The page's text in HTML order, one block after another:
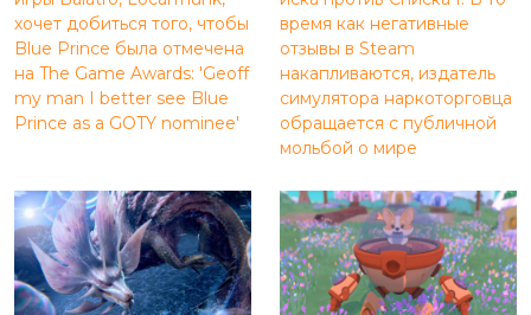
хочет добиться того, чтобы
Blue Prince была отмечена
на The Game Awards: 'Geoff
my man I better see Blue
Prince as a GOTY nominee'
время как негативные
отзывы в Steam
накапливаются, издатель
симулятора наркоторговца
обращается с публичной
мольбой о мире